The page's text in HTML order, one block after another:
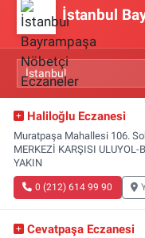
İstanbul
Haliloğlu Eczanesi
Muratpaşa Mahallesi 106.
MERKEZİ KARŞISI ULUYOL-
YAKIN
0 (212) 614 99 90
Cevatpaşa Eczanesi